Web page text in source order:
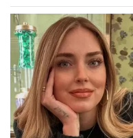
LINKEDIN
Giornalista e
appassionato
e sport.